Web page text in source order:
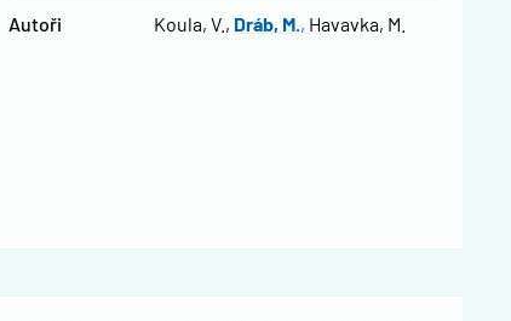
Autoři Koula, V. Dráb, M. Havavka, M.